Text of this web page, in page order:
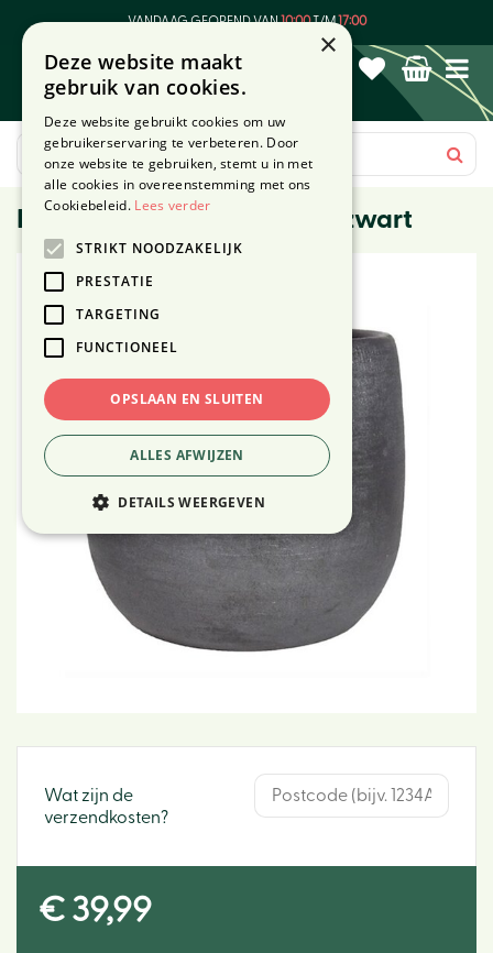
VANDAAG GEOPEND VAN10:00T/M17:00
Pot Mira ⌀29cm industrieel zwart
Wat zijn de
verzendkosten?
€ 39,99
×
Deze website maakt
gebruik van cookies.
Deze website gebruikt cookies om uw
gebruikerservaring te verbeteren. Door
onze website te gebruiken, stemt u in met
alle cookies in overeenstemming met ons
Cookiebeleid. Lees verder
STRIKT NOODZAKELIJK
PRESTATIE
TARGETING
FUNCTIONEEL
OPSLAAN EN SLUITEN
ALLES AFWIJZEN
DETAILS WEERGEVEN